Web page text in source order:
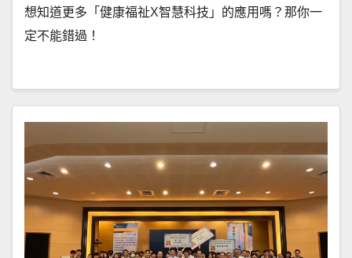
想知道更多「健康福祉X智慧科技」的應用嗎？那你一
定不能錯過！